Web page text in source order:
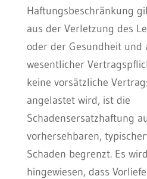
Haftungsbeschränkung
aus der Verletzung des
oder der Gesundheit und
wesentlicher
keine vorsätzliche
angelastet wird, ist die
Schadensersatzhaftung
vorhersehbaren,
Schaden begrenzt. Es
hingewiesen, dass